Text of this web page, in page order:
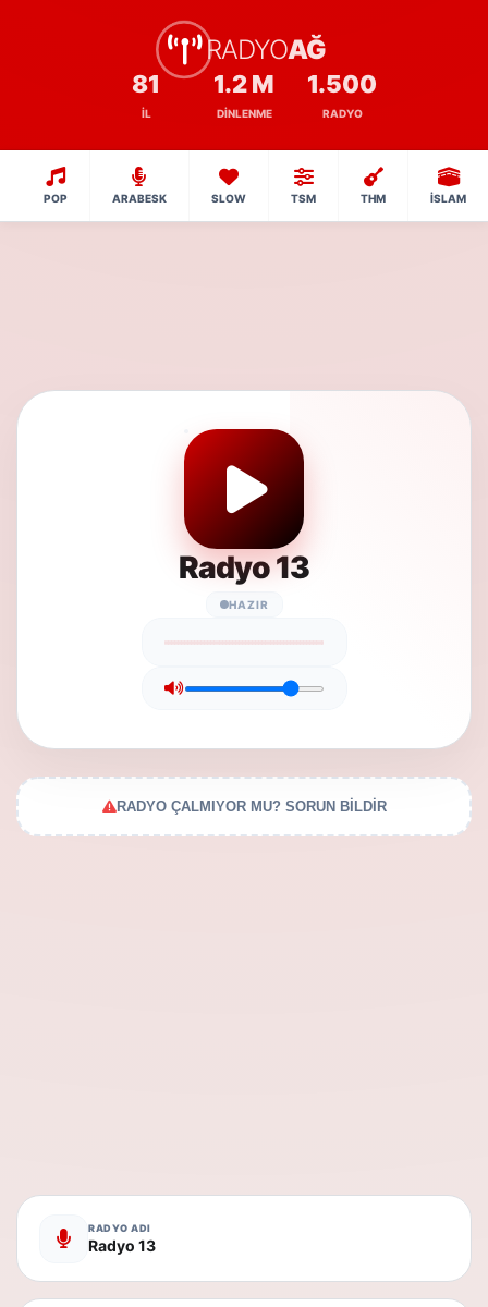
RADYOAĞ
81
İL
1.2 M
DINLENME
1.500
RADYO
POP ARABESK SLOW TSM THM İSLAM
Radyo 13
HAZIR
RADYO ÇALMIYOR MU? SORUN BİLDİR
RADYO ADI
Radyo 13